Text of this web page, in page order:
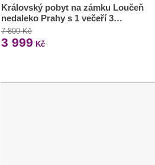
Královský pobyt na zámku Loučeň
nedaleko Prahy s 1 večeří 3…
7 800 Kč
3 999 Kč